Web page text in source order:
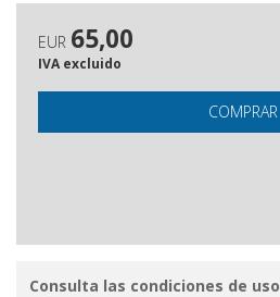
EUR 65,00
IVA excluido
COMPRAR
Consulta las condiciones de uso